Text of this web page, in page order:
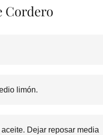
Cordero
limón.
Dejar reposar media